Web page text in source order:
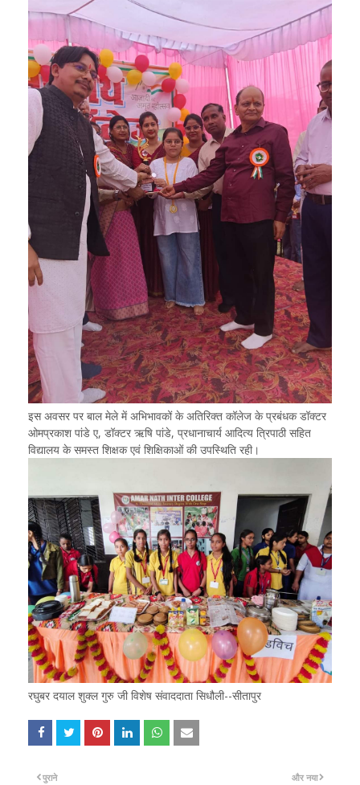
इस अवसर पर बाल मेले में अभिभावकों के अतिरिक्त कॉलेज के प्रबंधक डॉक्टर
ओमप्रकाश पांडे ए, डॉक्टर ऋषि पांडे, प्रधानाचार्य आदित्य त्रिपाठी सहित
विद्यालय के समस्त शिक्षक एवं शिक्षिकाओं की उपस्थिति रही।
रघुबर दयाल शुक्ल गुरु जी विशेष संवाददाता सिधौली--सीतापुर
और नया
पुराने